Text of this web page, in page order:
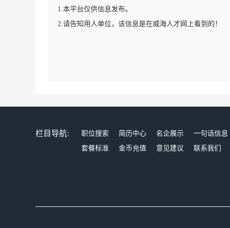
1.本平台仅供信息发布。
2.请告知用人单位，该信息是在威海人才网上看到的！
栏目导航: 职位搜索 简历中心 名企展示 一句话信息
套餐标准
金币充值 意见建议 联系我们